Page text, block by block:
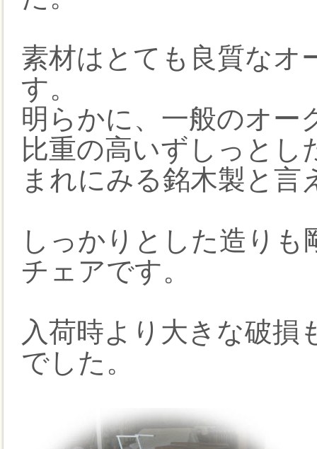
素材はとても良質なオ
す。
明らかに、一般のオー
比重の高いずしっとし
まれにみる銘木製と言
しっかりとした造り
チェアです。
入荷時より大きな破損
でした。